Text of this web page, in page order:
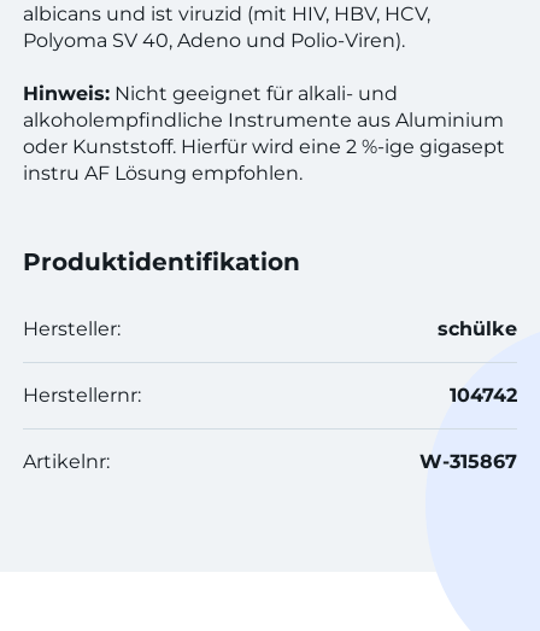
albicans und ist viruzid (mit HIV, HBV, HCV,
Polyoma SV 40, Adeno und Polio-Viren).
Hinweis: Nicht geeignet für alkali- und
alkoholempfindliche Instrumente aus Aluminium
oder Kunststoff. Hierfür wird eine 2 %-ige gigasept
instru AF Lösung empfohlen.
Produktidentifikation
Hersteller: schülke
Herstellernr: 104742
Artikelnr: W-315867